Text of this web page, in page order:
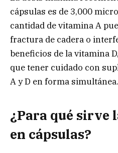
cápsulas es de 3,000
cantidad de vitamina A
fractura de cadera o
beneficios de la vitamina
que tener cuidado con
A y D en forma
¿Para qué sirve
en cápsulas?